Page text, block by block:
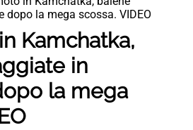
dopo la mega scossa. VIDEO
Kamchatka,
in
la mega